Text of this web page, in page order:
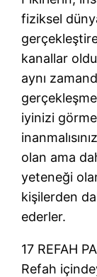
fiziksel
kanallar
aynı
iyinizi
olan ama
yeteneği
kişilerden
ederler.
17 REFAH
Refah